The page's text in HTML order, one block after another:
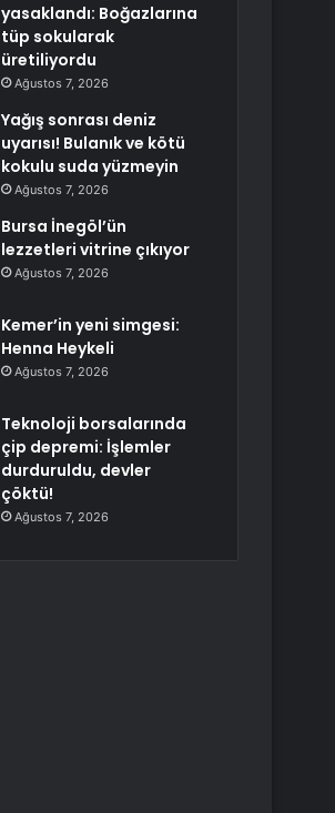
yasaklandı: Boğazlarına
tüp sokularak
üretiliyordu
Ağustos 7, 2026
Yağış sonrası deniz
uyarısı! Bulanık ve kötü
kokulu suda yüzmeyin
Ağustos 7, 2026
Bursa İnegöl’ün
lezzetleri vitrine çıkıyor
Ağustos 7, 2026
Kemer’in yeni simgesi:
Henna Heykeli
Ağustos 7, 2026
Teknoloji borsalarında
çip depremi: İşlemler
durduruldu, devler
çöktü!
Ağustos 7, 2026